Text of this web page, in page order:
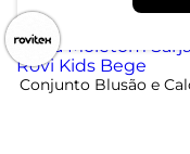
-50%
Conjunto Blusão e